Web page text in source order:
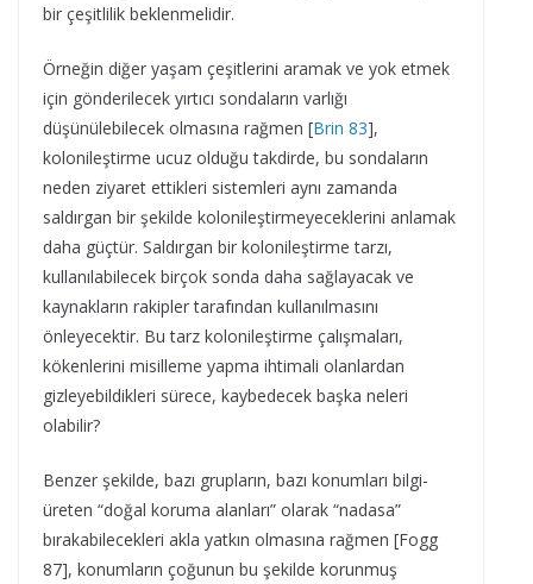
bir çeşitlilik beklenmelidir.
Örneğin diğer yaşam çeşitlerini aramak ve yok etmek
için gönderilecek yırtıcı sondaların varlığı
düşünülebilecek olmasına rağmen [Brin 83],
kolonileştirme ucuz olduğu takdirde, bu sondaların
neden ziyaret ettikleri sistemleri aynı zamanda
saldırgan bir şekilde kolonileştirmeyeceklerini anlamak
daha güçtür. Saldırgan bir kolonileştirme tarzı,
kullanılabilecek birçok sonda daha sağlayacak ve
kaynakların rakipler tarafından kullanılmasını
önleyecektir. Bu tarz kolonileştirme çalışmaları,
kökenlerini misilleme yapma ihtimali olanlardan
gizleyebildikleri sürece, kaybedecek başka neleri
olabilir?
Benzer şekilde, bazı grupların, bazı konumları bilgi-
üreten “doğal koruma alanları” olarak “nadasa”
bırakabilecekleri akla yatkın olmasına rağmen [Fogg
87], konumların çoğunun bu şekilde korunmuş